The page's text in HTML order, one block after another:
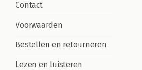
Contact
Voorwaarden
Bestellen en retourneren
Lezen en luisteren